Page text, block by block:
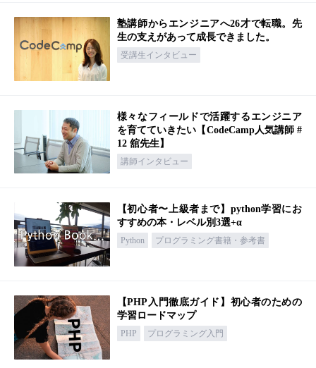
塾講師からエンジニアへ26才で転職。先
生の支えがあって成長できました。
受講生インタビュー
様々なフィールドで活躍するエンジニア
を育てていきたい【CodeCamp人気講師 #
12 舘先生】
講師インタビュー
【初心者〜上級者まで】python学習にお
すすめの本・レベル別3選+α
Python プログラミング書籍・参考書
【PHP入門徹底ガイド】初心者のための
学習ロードマップ
PHP プログラミング入門